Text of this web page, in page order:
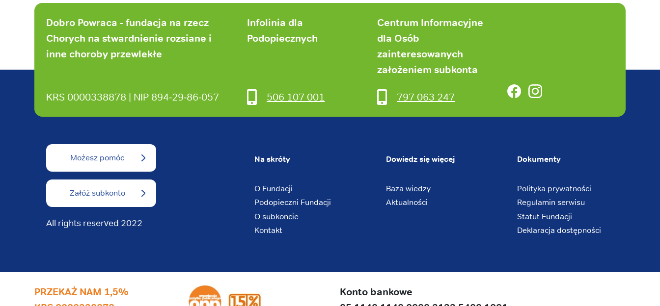
Dobro Powraca - fundacja na rzecz
Chorych na stwardnienie rozsiane i
inne choroby przewlekłe
KRS 0000338878 | NIP 894‑29‑86‑057
Infolinia dla
Podopiecznych
506 107 001
Centrum Informacyjne
dla Osób
zainteresowanych
założeniem subkonta
797 063 247
FacebookInstagram
Możesz pomóc
Załóż subkonto
All rights reserved 2022
Na skróty
O Fundacji
Podopieczni Fundacji
O subkoncie
Kontakt
Dowiedz się więcej
Baza wiedzy
Aktualności
Dokumenty
Polityka prywatności
Regulamin serwisu
Statut Fundacji
Deklaracja dostępności
PRZEKAŻ NAM 1,5%
Konto bankowe